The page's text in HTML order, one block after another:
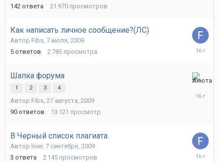
142 ответа 21 970 просмотров
Как написать личное сообщение?(ЛС)
Автор Fibs, 7 июля, 2009
5 ответов 2 783 просмотра
11
Шапка форума
1 2 3 4
Автор Fibs, 27 августа, 2009
90 ответов 13 121 просмотр
9
В Черный список плагиата.
Автор liner, 7 сентября, 2009
3 ответа 2 145 просмотров